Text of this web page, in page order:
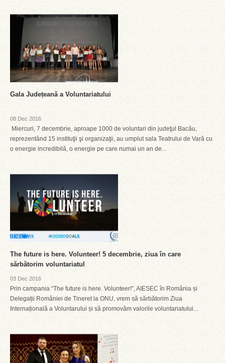
Gala Județeană a Voluntariatului
08 Dec 2016
Miercuri, 7 decembrie, aproape 1000 de voluntari din judeţul Bacău,
reprezentând 15 instituţii şi organizaţii, au umplut sala Teatrului de Vară cu
o energie incredibilă, o energie pe care numai un an de...
The future is here. Volunteer! 5 decembrie, ziua în care
sărbătorim voluntariatul
03 Dec 2016
Prin campania “The future is here. Volunteer!”, AIESEC în România și
Delegații României de Tineret la ONU, vrem să sărbătorim Ziua
Internațională a Voluntarului și să promovăm valorile voluntariatului...